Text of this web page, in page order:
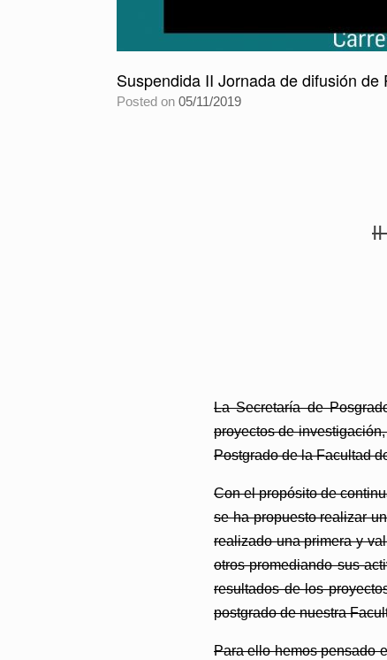
Suspendida II Jornada de difusión
Posted on 05/11/2019
La Secretaría de
proyectos de
Postgradode la Facultad
Con el propósito de
se ha propuesto realizar
realizado una primera y
otros promediando sus
resultados de los
postgrado de nuestra
Para ello hemos pensado